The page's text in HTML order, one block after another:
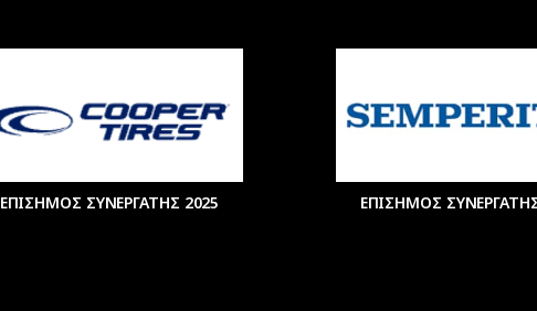
ΕΠΙΣΗΜΟΣ ΣΥΝΕΡΓΑΤΗΣ 2025 ΕΠΙΣΗΜΟΣ